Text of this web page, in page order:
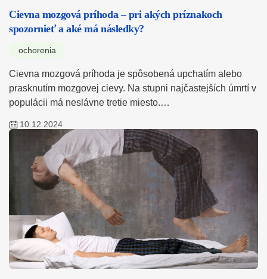
Cievna mozgová príhoda – pri akých príznakoch
spozornieť a aké má následky?
ochorenia
Cievna mozgová príhoda je spôsobená upchatím alebo
prasknutím mozgovej cievy. Na stupni najčastejších úmrtí v
populácii má neslávne tretie miesto.…
10.12.2024